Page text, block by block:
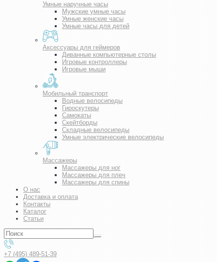
Умные наручные часы
Мужские умные часы
Умные женские часы
Умные часы для детей
Аксессуары для геймеров
Диванные компьютерные столы
Игровые контроллеры
Игровые мыши
Мобильный транспорт
Водные велосипеды
Гироскутеры
Самокаты
Скейтборды
Складные велосипеды
Умные электрические велосипеды
Массажеры
Массажеры для ног
Массажеры для плеч
Массажеры для спины
О нас
Доставка и оплата
Контакты
Каталог
Статьи
+7 (495) 489-51-39